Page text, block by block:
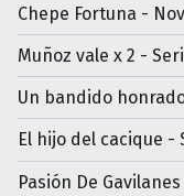
Chepe Fortuna -
Muñoz vale x 2 -
Un bandido
El hijo del cacique -
Pasión De